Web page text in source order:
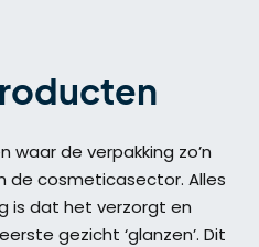
waar de verpakking zo’n
de cosmeticasector. Alles
is dat het verzorgt en
gezicht ‘glanzen’. Dit